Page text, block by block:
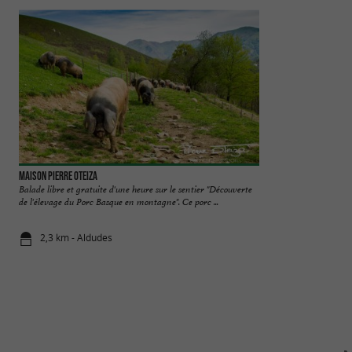
Maison Pierre Oteiza
Balade libre et gratuite d'une heure sur le sentier "Découverte
de l'élevage du Porc Basque en montagne". Ce porc ...
2,3 km - Aldudes